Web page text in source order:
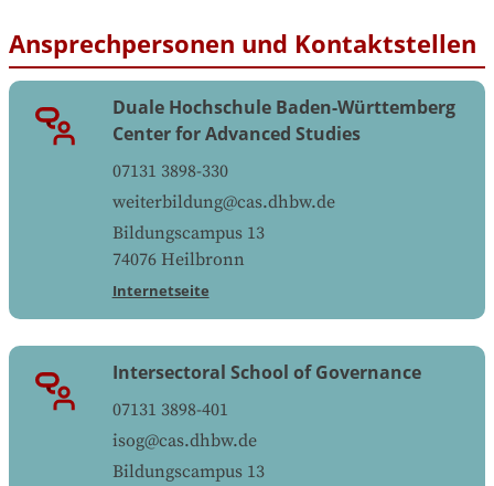
Ansprechpersonen und Kontaktstellen
Duale Hochschule Baden-Württemberg
Center for Advanced Studies
07131 3898-330
weiterbildung@cas.dhbw.de
Bildungscampus 13
74076 Heilbronn
Internetseite
Intersectoral School of Governance
07131 3898-401
isog@cas.dhbw.de
Bildungscampus 13